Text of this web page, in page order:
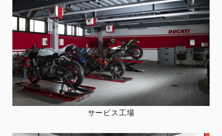
サービス工場